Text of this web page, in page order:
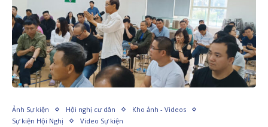
Ảnh Sự kiện Hội nghị cư dân
Kho ảnh - Videos
Sự kiện Hội Nghị
Video Sự kiện